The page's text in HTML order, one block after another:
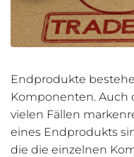
Endprodukte
Komponenten. Auch
vielen Fällen
eines Endprodukts
die die einzelnen